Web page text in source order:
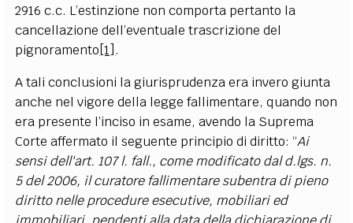
2916 c.c. L’estinzione non comporta pertanto la
cancellazione dell’eventuale trascrizione del
pignoramento[1] .
A tali conclusioni la giurisprudenza era invero giunta
anche nel vigore della legge fallimentare, quando non
era presente l’inciso in esame, avendo la Suprema
Corte affermato il seguente principio di diritto: “Ai
sensi dell'art. 107 l. fall., come modificato dal d.lgs. n.
5 del 2006, il curatore fallimentare subentra di pieno
diritto nelle procedure esecutive, mobiliari ed